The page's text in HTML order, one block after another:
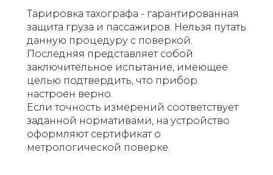
Тарировка тахографа - гарантированная
защита груза и пассажиров. Нельзя путать
данную процедуру с поверкой.
Последняя представляет собой
заключительное испытание, имеющее
целью подтвердить, что прибор
настроен верно.
Если точность измерений соответствует
заданной нормативами, на устройство
оформляют сертификат о
метрологической поверке.